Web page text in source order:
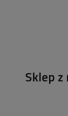
Sklep